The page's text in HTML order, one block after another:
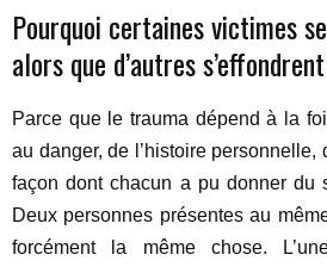
Pourquoi certaines victimes
alors que d’autres
Parce que le trauma dépend à la
au danger, de l’histoire personnelle,
façon dont chacun a pu donner du
Deux personnes présentes au
forcément la même chose.